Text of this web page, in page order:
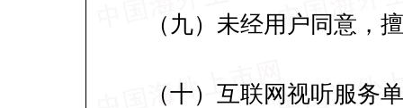
（九）未经用户同意，擅
（十）互联网视听服务单